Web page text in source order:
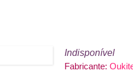
Indisponível
Fabricante: